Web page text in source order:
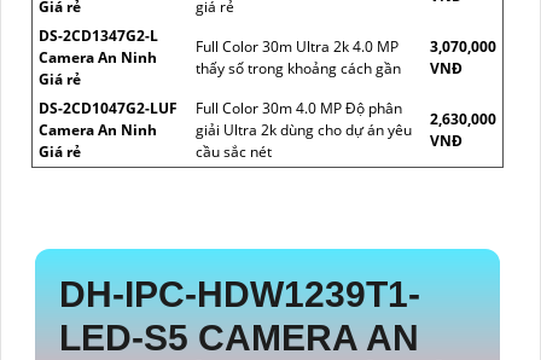
Giá rẻ giá rẻ
DS-2CD1347G2-L
Camera An Ninh
Giá rẻ
Full Color 30m Ultra 2k 4.0 MP
thấy số trong khoảng cách gần
3,070,000
VNĐ
DS-2CD1047G2-LUF
Camera An Ninh
Giá rẻ
Full Color 30m 4.0 MP Độ phân
giải Ultra 2k dùng cho dự án yêu
cầu sắc nét
2,630,000
VNĐ
DH-IPC-HDW1239T1-
LED-S5 CAMERA AN